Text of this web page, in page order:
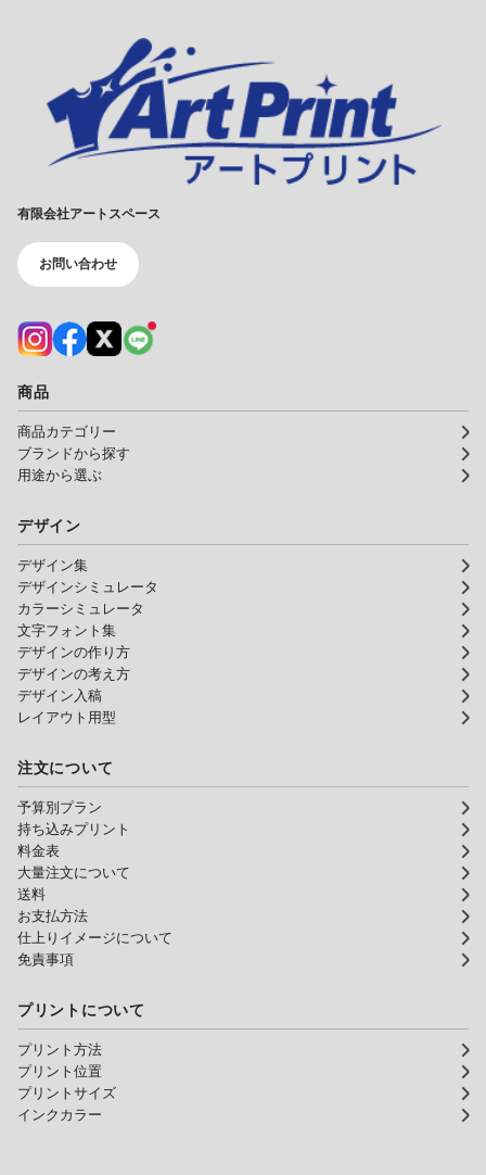
有限会社アートスペース
お問い合わせ
商品
商品カテゴリー
ブランドから探す
用途から選ぶ
デザイン
デザイン集
デザインシミュレータ
カラーシミュレータ
文字フォント集
デザインの作り方
デザインの考え方
デザイン入稿
レイアウト用型
注文について
予算別プラン
持ち込みプリント
料金表
大量注文について
送料
お支払方法
仕上りイメージについて
免責事項
プリントについて
プリント方法
プリント位置
プリントサイズ
インクカラー